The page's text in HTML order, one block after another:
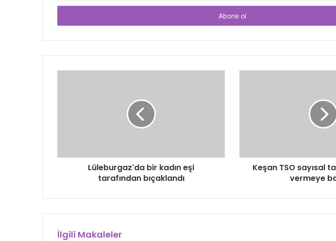
adresinizi
Lüleburgaz'da bir kadın eşi
tarafından bıçaklandı
Keşan TSO sayısal
vermeye
İlgili Makaleler